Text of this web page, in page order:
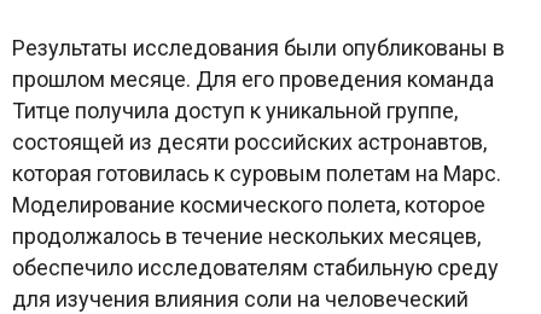
Результаты исследования были опубликованы в
прошлом месяце. Для его проведения команда
Титце получила доступ к уникальной группе,
состоящей из десяти российских астронавтов,
которая готовилась к суровым полетам на Марс.
Моделирование космического полета, которое
продолжалось в течение нескольких месяцев,
обеспечило исследователям стабильную среду
для изучения влияния соли на человеческий